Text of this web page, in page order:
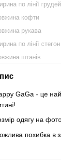
по лінії грудей
кофти
рукава
по лінії стегон
штанів
GaGa - це
одягу на
похибка в